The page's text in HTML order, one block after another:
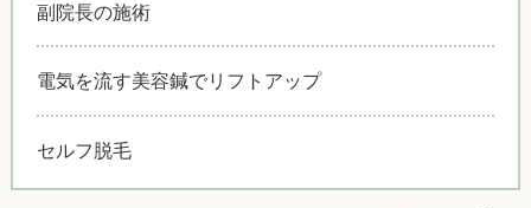
副院長の施術
電気を流す美容鍼でリフトアップ
セルフ脱毛